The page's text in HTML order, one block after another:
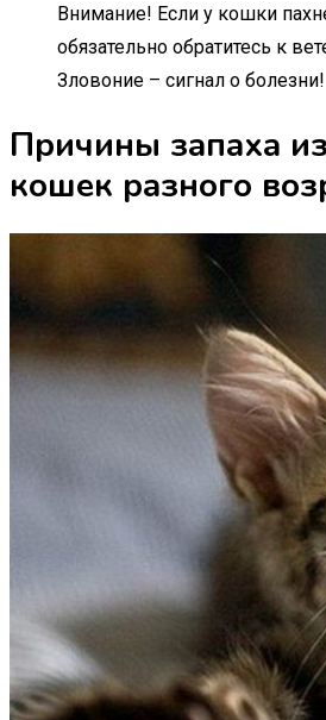
Внимание! Если у кошки
обязательно обратитесь к
Зловоние – сигнал о болезни!
Причины запаха
кошек разного